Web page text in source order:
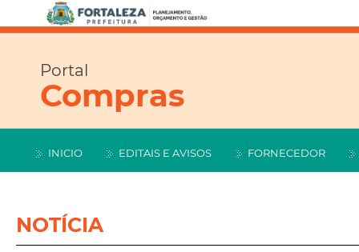
Portal
Compras
INICIO EDITAIS E AVISOS FORNECEDOR
NOTÍCIA